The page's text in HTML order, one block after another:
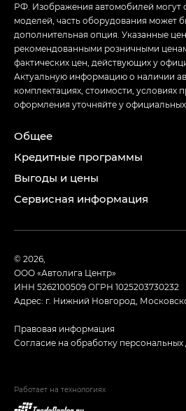
РФ. Изображения автомобилей могут
моделей, часть оборудования может
дополнительная опция. Указанные
рекомендованными розничными
фактических цен, действующих у
Актуальную информацию о наличии
комплектациях, стоимости, условиях
оформления уточняйте у
Общее
Кредитные программы
Выгоды и цены
Сервисная информация
© 2026,
ООО «Автолига Центр»
ИНН 5262100509ОГРН 1025203730232
Адрес: г. Нижний Новгород,
Правовая информация
Согласие на обработку персональных
Работает на технологиях